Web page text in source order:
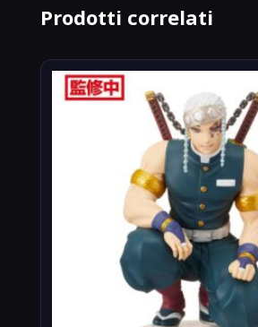
Prodotti correlati